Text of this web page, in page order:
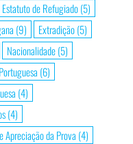
Estatuto de Refugiado(5)
(9) Extradição(5)
Nacionalidade(5)
(6)
(4)
(4)
Apreciação da Prova (4)